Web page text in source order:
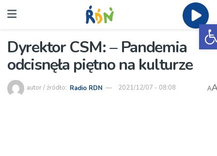
Dyrektor CSM: – Pandemia
odcisnęła piętno na kulturze
autor / źródło: Radio RDN 2021/12/07 - 08:08 A